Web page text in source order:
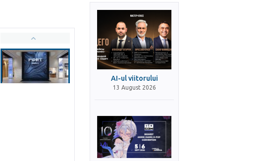
AI-ul viitorului
13 August 2026